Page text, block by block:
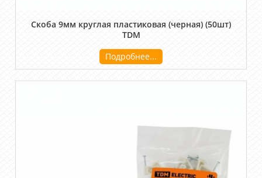
Скоба 9мм круглая пластиковая (черная) (50шт)
TDM
Подробнее...